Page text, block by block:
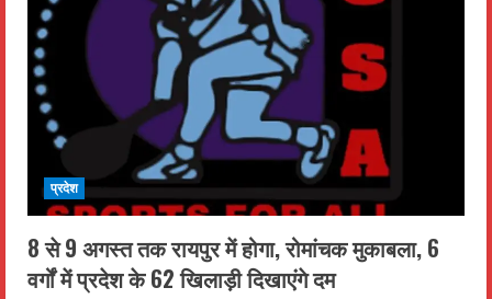
प्रदेश
8 से 9 अगस्त तक रायपुर में होगा, रोमांचक मुकाबला, 6
वर्गों में प्रदेश के 62 खिलाड़ी दिखाएंगे दम